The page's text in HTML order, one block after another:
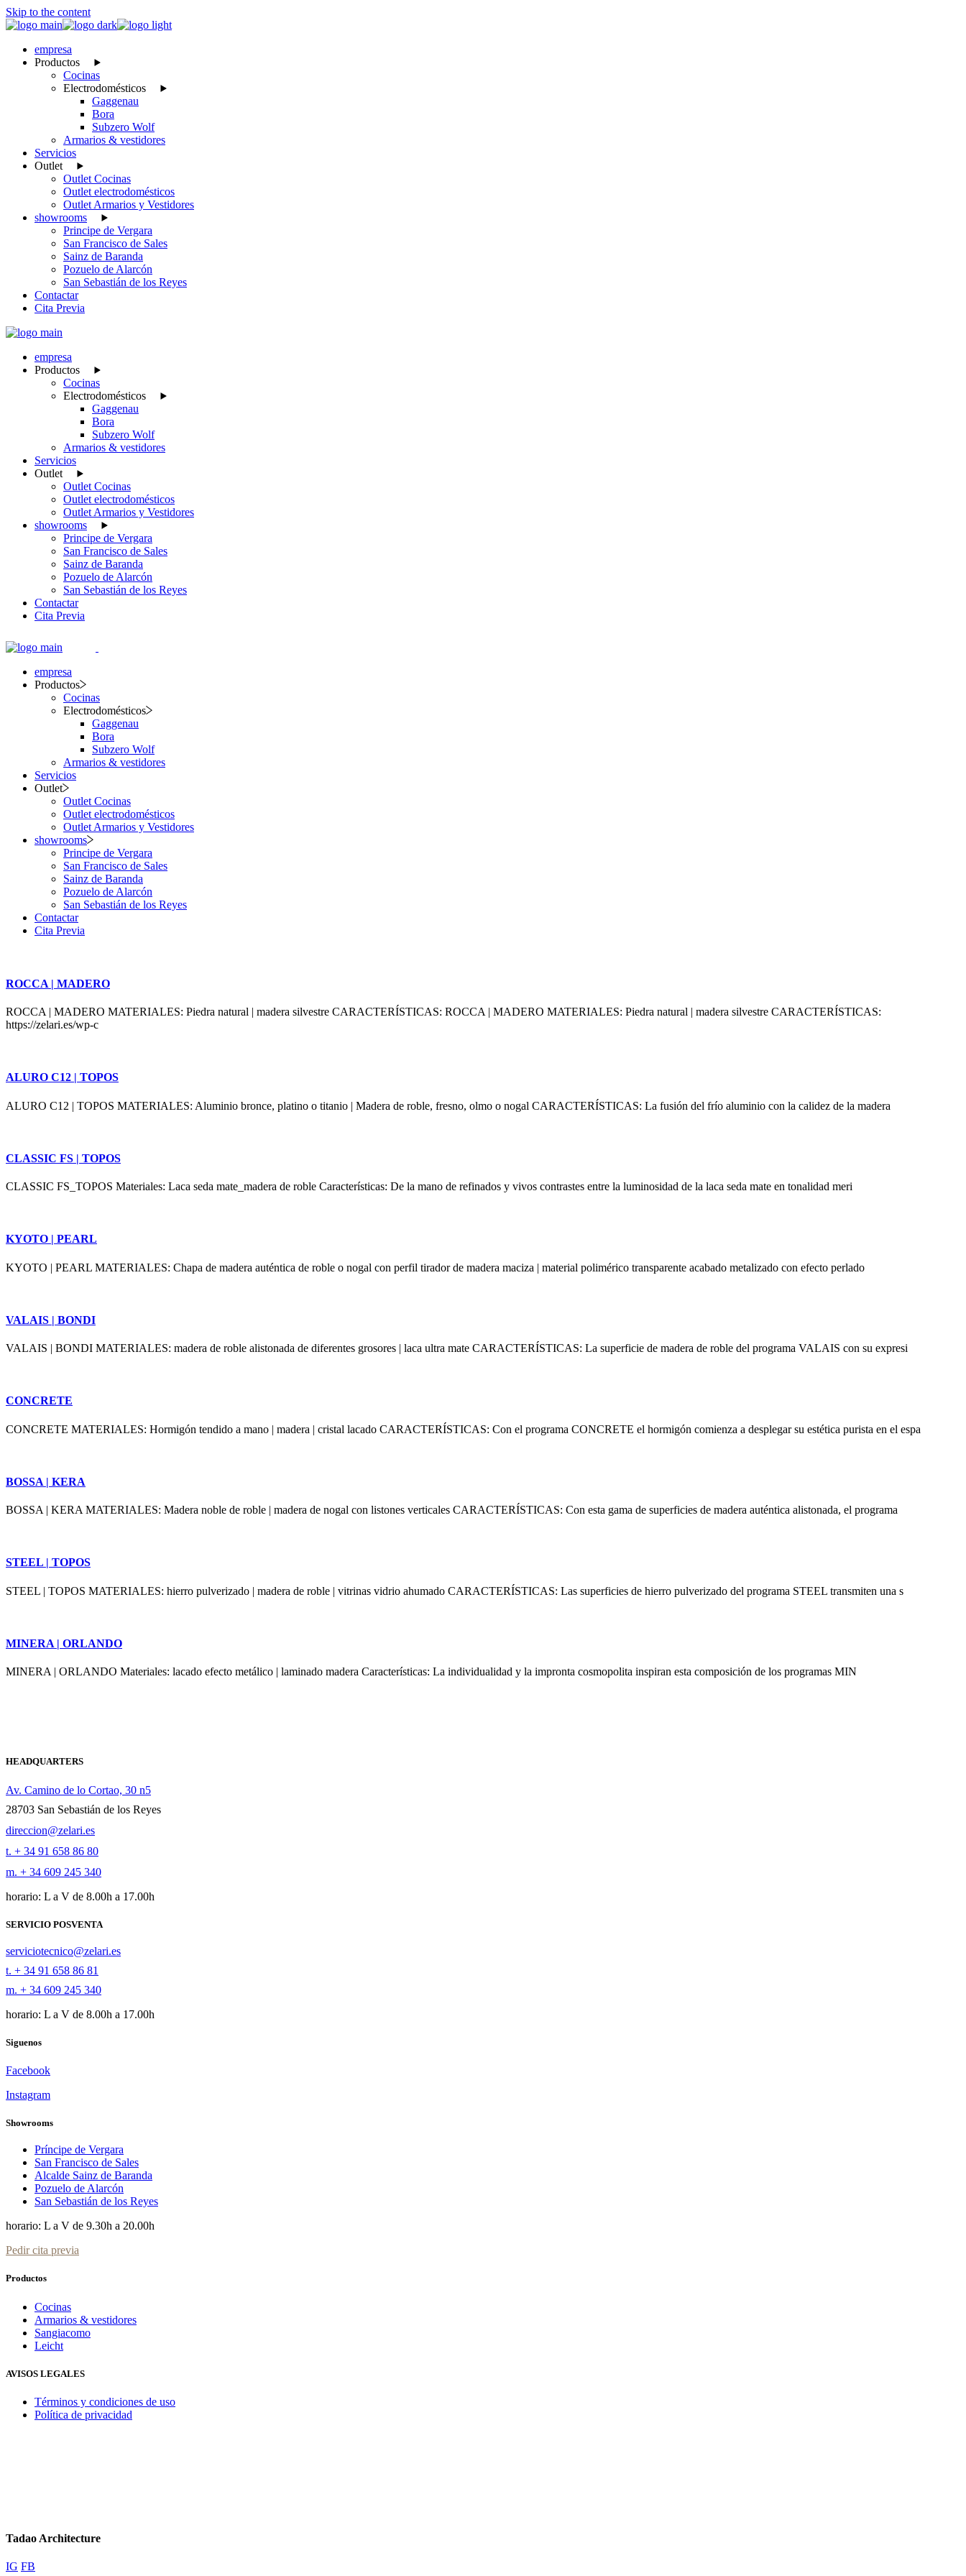
Skip to the content
empresa
Productos
Cocinas
Electrodomésticos
Gaggenau
Bora
Subzero Wolf
Armarios & vestidores
Servicios
Outlet
Outlet Cocinas
Outlet electrodomésticos
Outlet Armarios y Vestidores
showrooms
Principe de Vergara
San Francisco de Sales
Sainz de Baranda
Pozuelo de Alarcón
San Sebastián de los Reyes
Contactar
Cita Previa
empresa
Productos
Cocinas
Electrodomésticos
Gaggenau
Bora
Subzero Wolf
Armarios & vestidores
Servicios
Outlet
Outlet Cocinas
Outlet electrodomésticos
Outlet Armarios y Vestidores
showrooms
Principe de Vergara
San Francisco de Sales
Sainz de Baranda
Pozuelo de Alarcón
San Sebastián de los Reyes
Contactar
Cita Previa
empresa
Productos
Cocinas
Electrodomésticos
Gaggenau
Bora
Subzero Wolf
Armarios & vestidores
Servicios
Outlet
Outlet Cocinas
Outlet electrodomésticos
Outlet Armarios y Vestidores
showrooms
Principe de Vergara
San Francisco de Sales
Sainz de Baranda
Pozuelo de Alarcón
San Sebastián de los Reyes
Contactar
Cita Previa
ROCCA | MADERO
ROCCA | MADERO MATERIALES: Piedra natural | madera silvestre CARACTERÍSTICAS: ROCCA | MADERO MATERIALES: Piedra natural | madera silvestre CARACTERÍSTICAS:
https://zelari.es/wp-c
ALURO C12 | TOPOS
ALURO C12 | TOPOS MATERIALES: Aluminio bronce, platino o titanio | Madera de roble, fresno, olmo o nogal CARACTERÍSTICAS: La fusión del frío aluminio con la calidez de la madera
CLASSIC FS | TOPOS
CLASSIC FS_TOPOS Materiales: Laca seda mate_madera de roble Características: De la mano de refinados y vivos contrastes entre la luminosidad de la laca seda mate en tonalidad meri
KYOTO | PEARL
KYOTO | PEARL MATERIALES: Chapa de madera auténtica de roble o nogal con perfil tirador de madera maciza | material polimérico transparente acabado metalizado con efecto perlado
VALAIS | BONDI
VALAIS | BONDI MATERIALES: madera de roble alistonada de diferentes grosores | laca ultra mate CARACTERÍSTICAS: La superficie de madera de roble del programa VALAIS con su expresi
CONCRETE
CONCRETE MATERIALES: Hormigón tendido a mano | madera | cristal lacado CARACTERÍSTICAS: Con el programa CONCRETE el hormigón comienza a desplegar su estética purista en el espa
BOSSA | KERA
BOSSA | KERA MATERIALES: Madera noble de roble | madera de nogal con listones verticales CARACTERÍSTICAS: Con esta gama de superficies de madera auténtica alistonada, el programa
STEEL | TOPOS
STEEL | TOPOS MATERIALES: hierro pulverizado | madera de roble | vitrinas vidrio ahumado CARACTERÍSTICAS: Las superficies de hierro pulverizado del programa STEEL transmiten una s
MINERA | ORLANDO
MINERA | ORLANDO Materiales: lacado efecto metálico | laminado madera Características: La individualidad y la impronta cosmopolita inspiran esta composición de los programas MIN
HEADQUARTERS
Av. Camino de lo Cortao, 30 n5
28703 San Sebastián de los Reyes
direccion@zelari.es
t. + 34 91 658 86 80
m. + 34 609 245 340
horario: L a V de 8.00h a 17.00h
SERVICIO POSVENTA
serviciotecnico@zelari.es
t. + 34 91 658 86 81
m. + 34 609 245 340
horario: L a V de 8.00h a 17.00h
Siguenos
Facebook
Instagram
Showrooms
Príncipe de Vergara
San Francisco de Sales
Alcalde Sainz de Baranda
Pozuelo de Alarcón
San Sebastián de los Reyes
horario: L a V de 9.30h a 20.00h
Pedir cita previa
Productos
Cocinas
Armarios & vestidores
Sangiacomo
Leicht
AVISOS LEGALES
Términos y condiciones de uso
Política de privacidad
Tadao Architecture
IG FB